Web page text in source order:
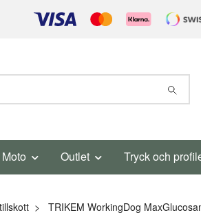
Moto Outlet Tryck och
TRIKEM WorkingDog